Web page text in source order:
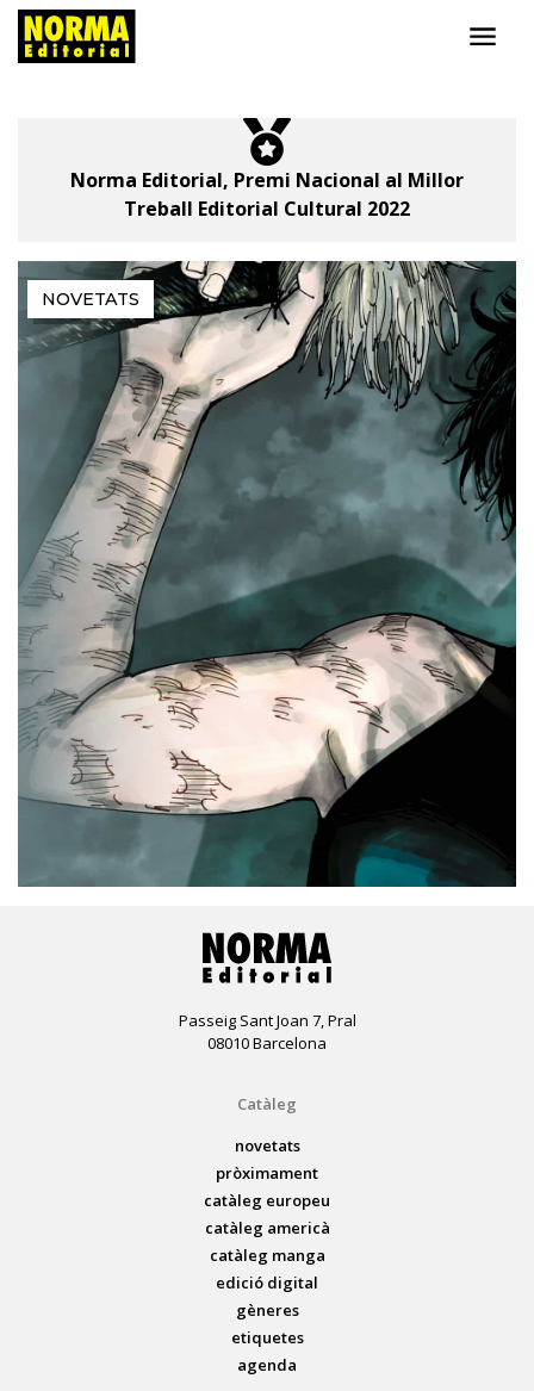
Norma Editorial
Norma Editorial, Premi Nacional al Millor
Treball Editorial Cultural 2022
Passeig Sant Joan 7, Pral
08010 Barcelona
Catàleg
novetats
pròximament
catàleg europeu
catàleg americà
catàleg manga
edició digital
gèneres
etiquetes
agenda